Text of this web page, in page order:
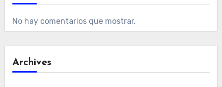
No hay comentarios que mostrar.
Archives